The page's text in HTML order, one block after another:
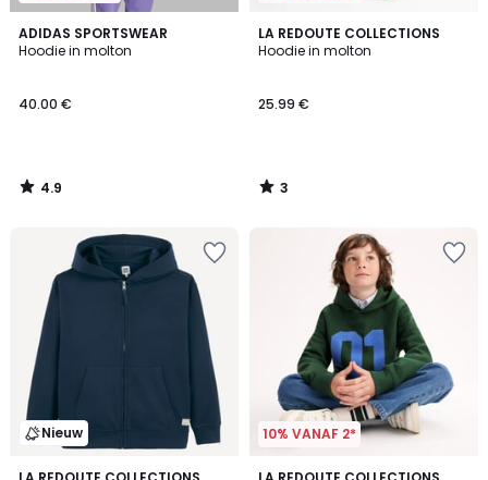
ADIDAS SPORTSWEAR
Hoodie in molton
40.00 €
4.9
/ 5
4.9
/
LA REDOUTE COLLECTIONS
Hoodie in molton
25.99 €
3
/
3
/
Nieuw 10% VANAF 2*